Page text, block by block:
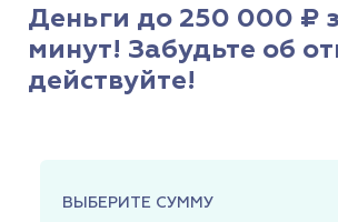
Деньги до 250 000 ₽
минут! Забудьте об
действуйте!
ВЫБЕРИТЕ СУММУ